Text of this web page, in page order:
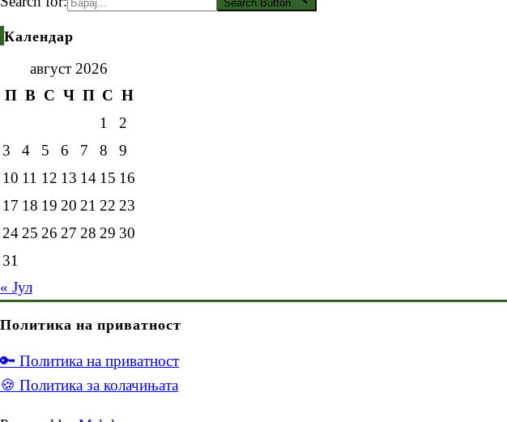
Search Button
Календар
август 2026
П В С Ч П С Н
1
2
3
4 5 6 7 8
9
10 11 12 13 14 15 16
17 18 19 20 21 22 23
2425 26 27 28 29 30
31
« Јул
Политика на приватност
🔑 Политика на приватност
🍪 Политика за колачињата